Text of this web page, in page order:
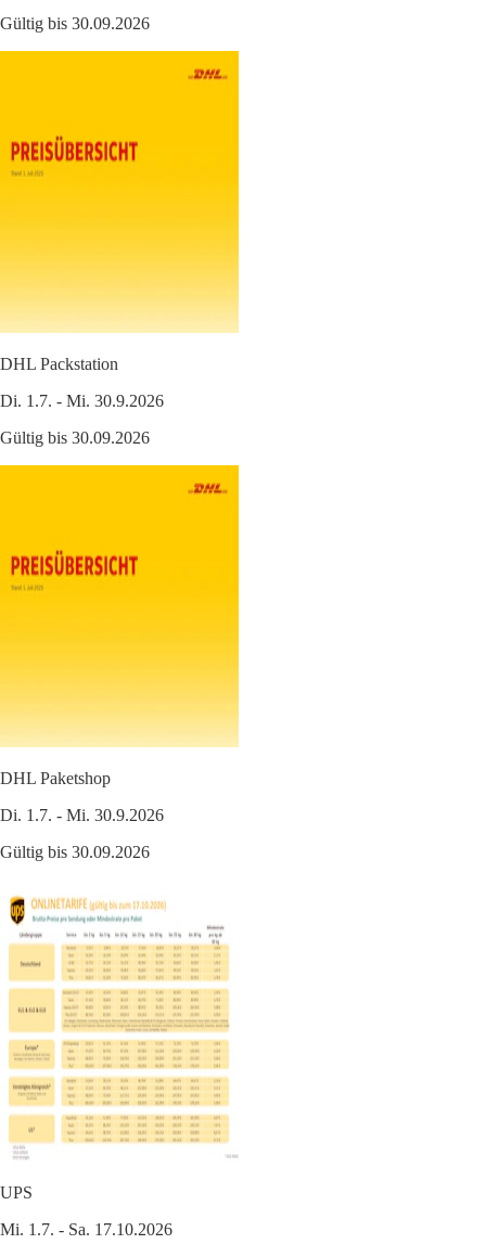
Gültig bis 30.09.2026
DHL Packstation
Di. 1.7. - Mi. 30.9.2026
Gültig bis 30.09.2026
DHL Paketshop
Di. 1.7. - Mi. 30.9.2026
Gültig bis 30.09.2026
UPS
Mi. 1.7. - Sa. 17.10.2026